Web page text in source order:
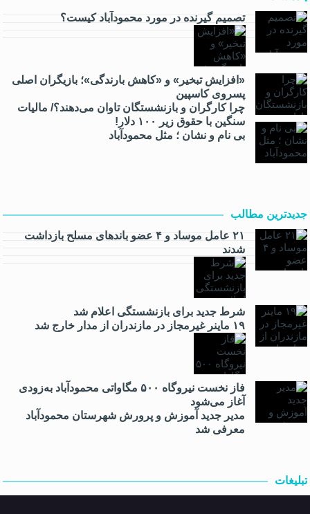
تصمیم گیرنده در مورد محمودآباد کیست؟
«افزایش تبخیر» و «کاهش بارندگی»؛ بازیگران اصلی
پسروی کاسپین
چرا کارگران و بازنشستگان تاوان می‌دهند؟/ مالیات
سنگین با حقوق زیر ۱۰۰ دلار!
بی نام و نشان ؛ مثل محمودآباد
جدیدترین مطالب
۲۱ عامل موساد و ۴ عضو باند‌های مسلح بازداشت
شدند
شرط جدید برای بازنشستگی اعلام شد
۱۹ ماینر غیرمجاز در مازندران از مدار خارج شد
فاز نخست نیروگاه ۵۰۰ مگاواتی محمودآباد به‌زودی
آغاز می‌شود
مدیر جدید آموزش و پرورش شهرستان محمودآباد
معرفی شد
تبلیغات